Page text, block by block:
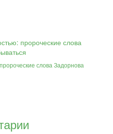
слова Задорнова